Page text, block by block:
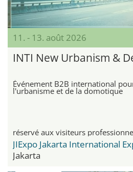
11. - 13. août 2026
INTI New Urbanism &
Événement B2B international
l'urbanisme et de la domotique
réservé aux visiteurs
JIExpo Jakarta International
Jakarta